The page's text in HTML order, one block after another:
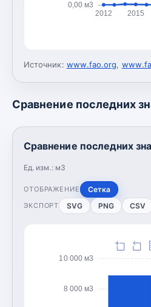
0,00 м3
2012 2015
Источник: www.fao.org,
Сравнение последних
Сравнение последних
Ед. изм.: м3
ОТОБРАЖЕНИЕ Сетка
ЭКСПОРТ SVG PNG CSV
8 000 м3
10 000 м3